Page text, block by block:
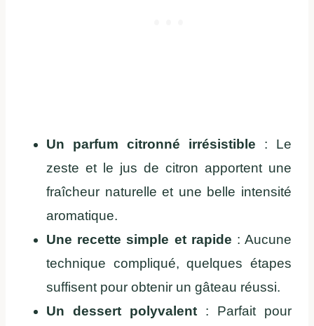
Un parfum citronné irrésistible : Le
zeste et le jus de citron apportent une
fraîcheur naturelle et une belle intensité
aromatique.
Une recette simple et rapide : Aucune
technique compliqué, quelques étapes
suffisent pour obtenir un gâteau réussi.
Un dessert polyvalent : Parfait pour